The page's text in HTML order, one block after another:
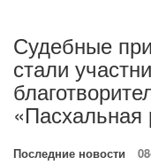
Судебные
стали
«Пасхальная
Последние новости